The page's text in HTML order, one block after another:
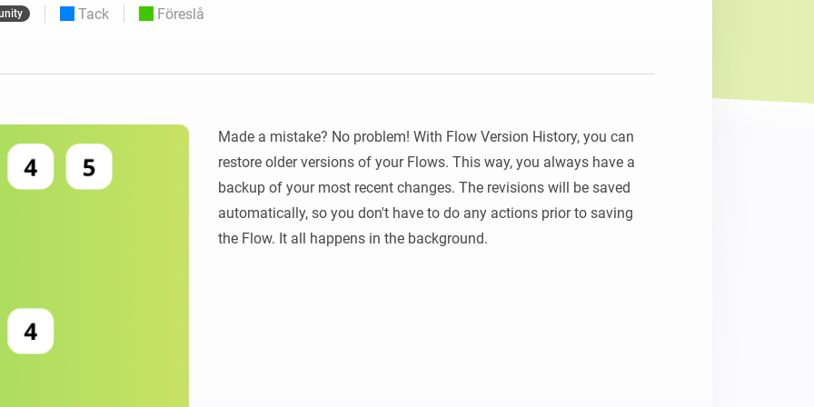
Homey Energy Dongle Homey Pro
Moods
Välj eller skapa förinställningar för
Tack Föreslå
Made a mistake? No problem! With Flow Version History, you can
restore older versions of your Flows. This way, you always have a
backup of your most recent changes. The revisions will be saved
automatically, so you don't have to do any actions prior to saving
the Flow. It all happens in the background.